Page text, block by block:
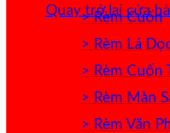
Quay trở lại cửa
> Rèm Cuốn
> Rèm Lá
> Rèm Cuốn
> Rèm Màn
> Rèm Văn